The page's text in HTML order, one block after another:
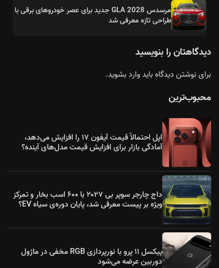
مرسدس GLA 2028 جدید برای عصر خودروهای برقی با
طراحی تازه معرفی شد
دیدگاهتان را بنویسید
برای نوشتن دیدگاه بایدوارد بشوید.
محبوب‌ترین
اپل احتمالاً قیمت آیفون ۱۷ را افزایش می‌دهد،
آمادگی بازار برای افزایش قیمت مدل‌های آینده؟
داج چارجر سوپر بی ۲۰۲۷ با ۶۰۰ اسب بخار و تمرکز
ویژه بر پیست معرفی شد، پایان دوره‌ی سیاه EV؟
پیکسل ۱۱ پرو با نورپردازی RGB مخفی در ماژول
دوربین عرضه می‌شود